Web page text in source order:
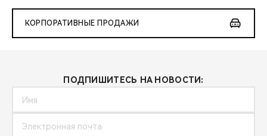
КОРПОРАТИВНЫЕ ПРОДАЖИ
ПОДПИШИТЕСЬ НА НОВОСТИ: